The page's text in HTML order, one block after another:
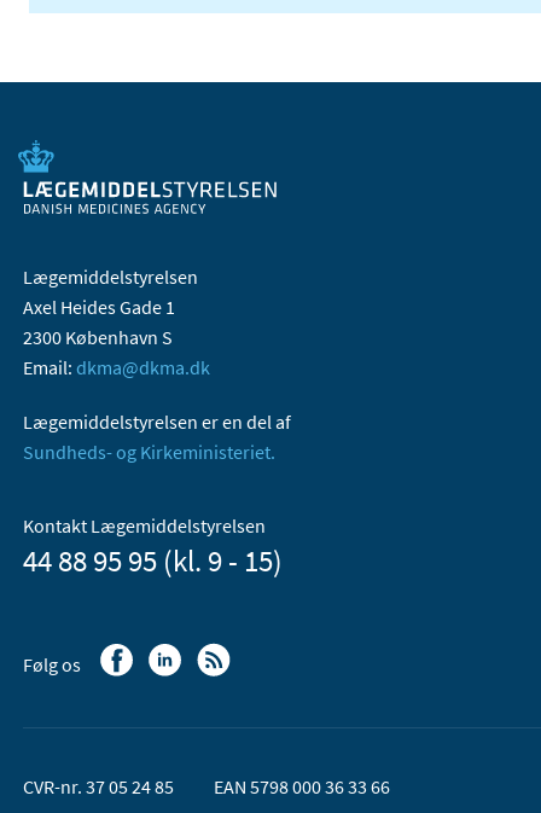
Lægemiddelstyrelsen
Axel Heides Gade 1
2300 København S
Email: dkma@dkma.dk
Lægemiddelstyrelsen er en del af
Sundheds- og Kirkeministeriet.
Kontakt Lægemiddelstyrelsen
44 88 95 95 (kl. 9 - 15)
Følg os
CVR-nr. 37 05 24 85 EAN 5798 000 36 33 66